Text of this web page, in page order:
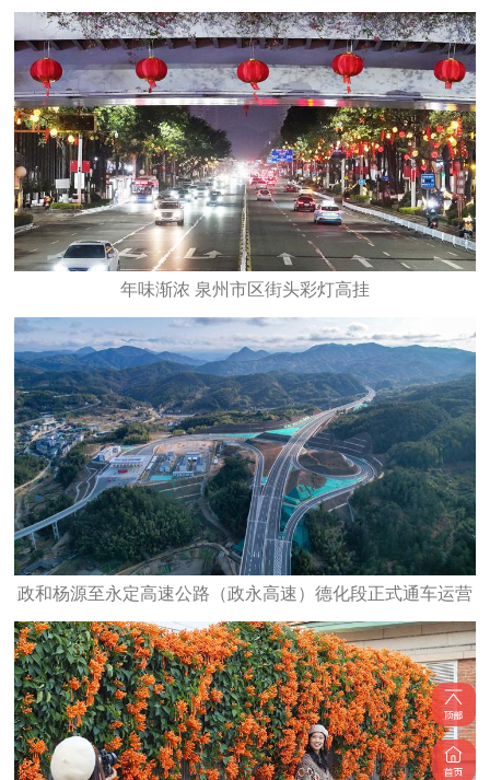
年味渐浓 泉州市区街头彩灯高挂
政和杨源至永定高速公路（政永高速）德化段正式通车运营